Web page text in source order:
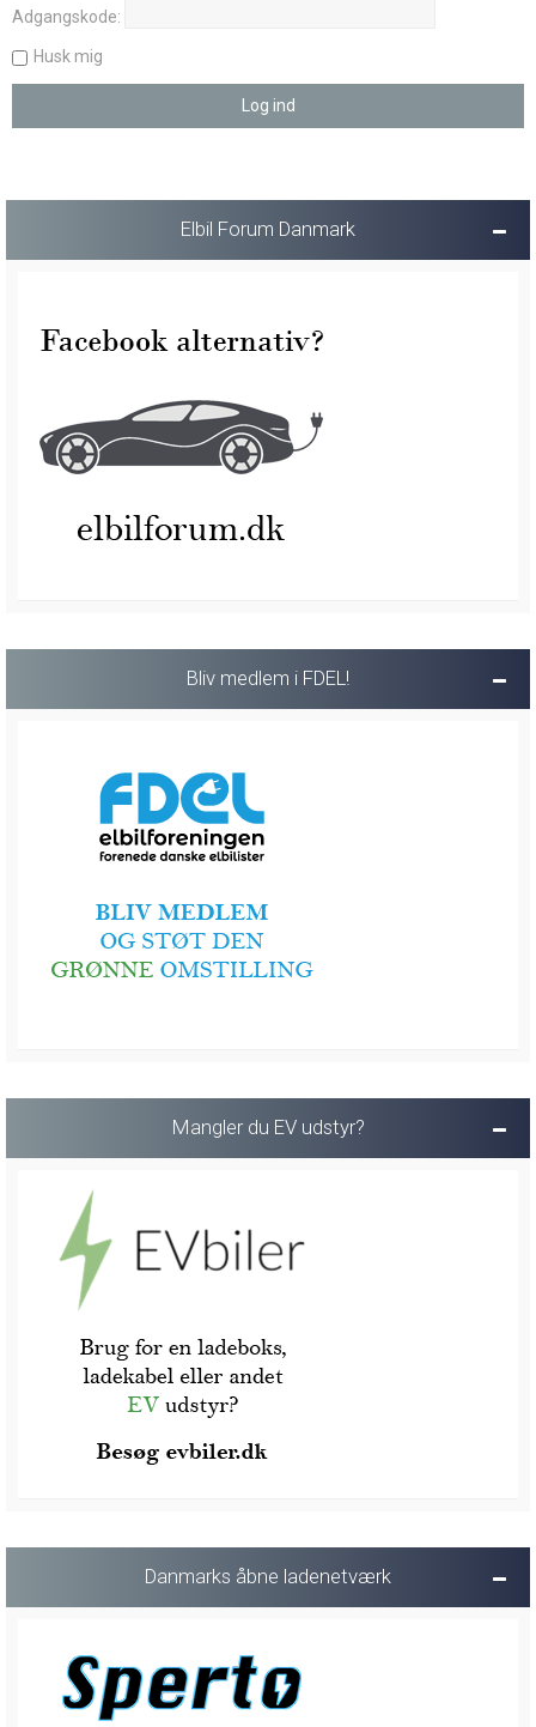
Adgangskode:
Husk mig
Elbil Forum Danmark
Bliv medlem i FDEL!
Mangler du EV udstyr?
Danmarks åbne ladenetværk